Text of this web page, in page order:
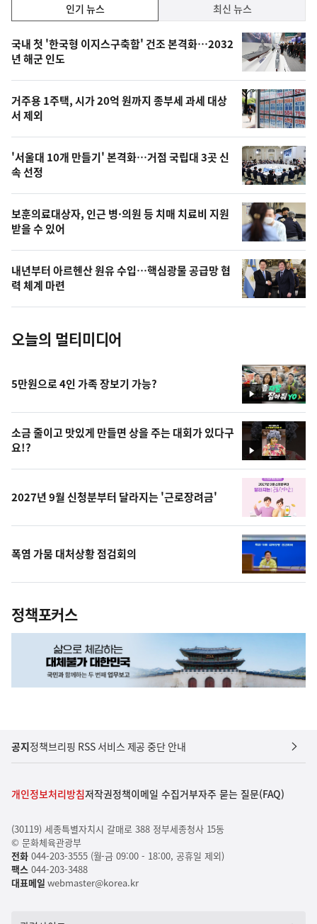
기,
최
신,
오
늘
의
영
상
오
늘
의
사
진
인기 뉴스 최신 뉴스
인
기
뉴
스
국내 첫 '한국형 이지스구축함' 건조 본격화…2032
년 해군 인도
거주용 1주택, 시가 20억 원까지 종부세 과세 대상
서 제외
'서울대 10개 만들기' 본격화…거점 국립대 3곳 신
속 선정
보훈의료대상자, 인근 병·의원 등 치매 치료비 지원
받을 수 있어
내년부터 아르헨산 원유 수입…핵심광물 공급망 협
력 체계 마련
오늘의 멀티미디어
영
상
5만원으로 4인 가족 장보기 가능?
영
상
소금 줄이고 맛있게 만들면 상을 주는 대회가 있다구
요!?
2027년 9월 신청분부터 달라지는 '근로장려금'
폭염 가뭄 대처상황 점검회의
정책포커스
공지정책브리핑 RSS 서비스 제공 중단 안내
개인정보처리방침저작권정책이메일 수집거부자주 묻는 질문(FAQ)
(30119) 세종특별자치시 갈매로 388 정부세종청사 15동
© 문화체육관광부
전화044-203-3555 (월-금 09:00 - 18:00, 공휴일 제외)
팩스 044-203-3488
대표메일 webmaster@korea.kr